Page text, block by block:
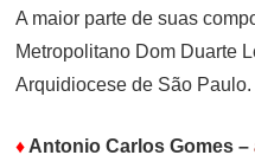
A maior parte de suas
Metropolitano Dom Duarte
Arquidiocese de São Paulo.
♦ Antonio Carlos Gomes –